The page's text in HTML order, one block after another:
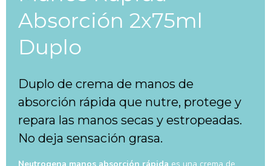
Absorción 2x75ml
Duplo
Duplo de crema de manos de
absorción rápida que nutre, protege y
repara las manos secas y estropeadas.
No deja sensación grasa.